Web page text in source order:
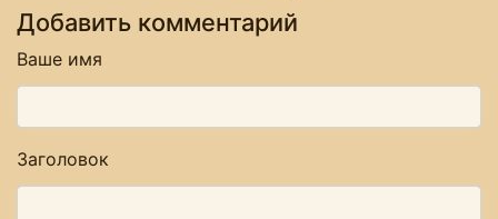
Добавить комментарий
Ваше имя
Заголовок